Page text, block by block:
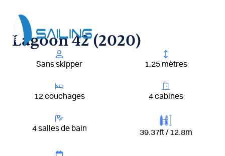
contenu
Lagoon 42 (2020)
Sans skipper 1.25 mètres
12 couchages 4 cabines
4 salles de bain 39.37ft / 12.8m